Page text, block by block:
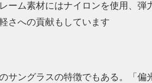
ーム素材にはナイロンを使用、弾
さへの貢献もしています
サングラスの特徴でもある。「偏